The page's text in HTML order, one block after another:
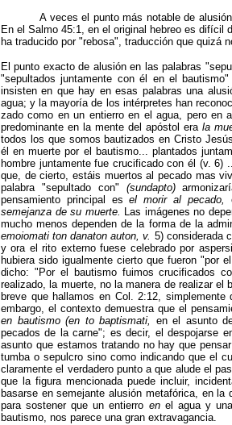
A veces el punto más notable de
En el Salmo 45:1, en el original hebreo es difícil
ha traducido por "rebosa", traducción que quizá
El punto exacto de alusión en las palabras
"sepultados juntamente con él en el
insisten en que hay en esas palabras una
agua; y la mayoría de los intérpretes han
zado como en un entierro en el agua, pero en
predo­minante en la mente del apóstol era la
todos los que somos bautizados en Cristo
él en muerte por el bautismo... plantados
hombre juntamente fue crucificado con él (v.
que, de cierto, estáis muertos al pecado mas
palabra "sepultado con" (sundapto)
pensamiento principal esel morir al pecado,
semejanza de su muerte. Las imágenes no
mucho menos dependen de la forma de la
emoio­mati ton danaton auton, v. 5) considerada
y ora el rito externo fuese celebrado por
hubiera sido igualmente cierto que fueron "por
dicho: "Por el bautismo fuimos crucificados
realizado, la muerte, no la manera de realizar
breve que hallamos en Col. 2:12,
embargo, el contexto demuestra que el
en bautismo (en to baptismati, en el asunto
pecados de la carne"; es decir, el despojarse
asunto que estamos tratando no hay que
tumba o sepulcro sino como indicando que el
claramente el verdadero punto a que alude el
que la figura mencionada puede incluir,
basarse en semejante alusión metafórica, en
para sostener que un entierro en el agua y
bautismo, nos parece una gran extravagancia.